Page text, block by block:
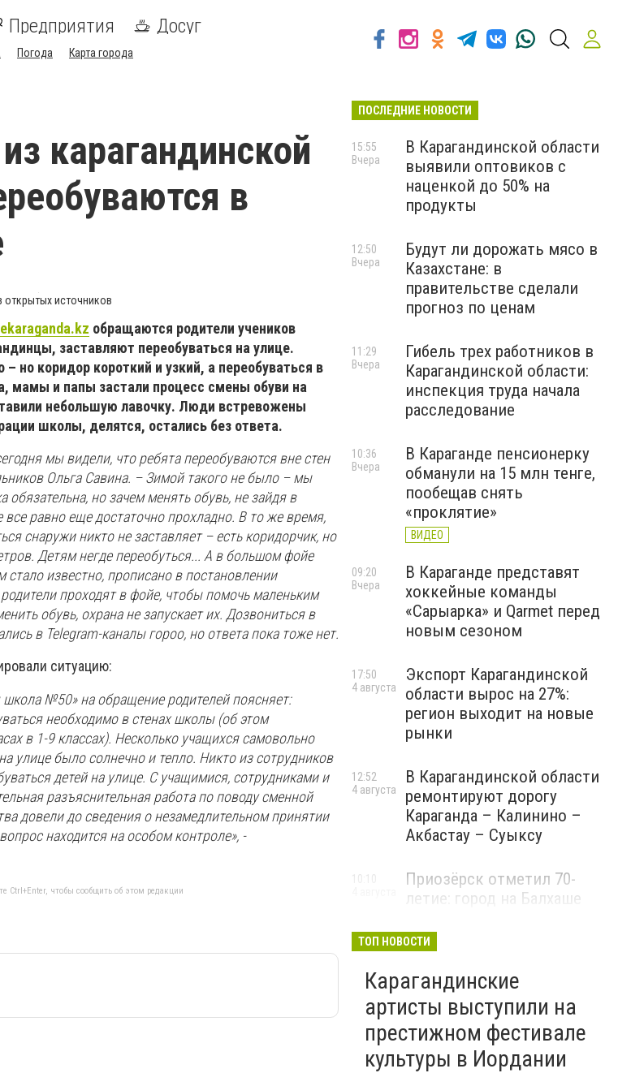
Предприятия Досуг
Погода Карта города
карагандинской
в
открытых источников
обращаются родители учеников
заставляют переобуваться на улице.
но коридор короткий и узкий, а переобуваться в
мамы и папы застали процесс смены обуви на
небольшую лавочку. Люди встревожены
школы, делятся, остались без ответа.
мы видели, что ребята переобуваются вне стен
Ольга Савина. – Зимой такого не было – мы
обязательна, но зачем менять обувь, не зайдя в
равно еще достаточно прохладно. В то же время,
снаружи никто не заставляет – есть коридорчик, но
Детям негде переобуться... А в большом фойе
стало известно, прописано в постановлении
проходят в фойе, чтобы помочь маленьким
обувь, охрана не запускает их. Дозвониться в
в Telegram-каналы гороо, но ответа пока тоже нет.
ситуацию:
№50» на обращение родителей поясняет:
необходимо в стенах школы (об этом
в 1-9 классах). Несколько учащихся самовольно
улице было солнечно и тепло. Никто из сотрудников
детей на улице. С учащимися, сотрудниками и
разъяснительная работа по поводу сменной
довели до сведения о незамедлительном принятии
находится на особом контроле», -
чтобы сообщить об этом редакции
ПОСЛЕДНИЕ НОВОСТИ
В Карагандинской области
выявили оптовиков с
наценкой до 50% на
продукты
15:55
Вчера
Будут ли дорожать мясо в
Казахстане: в
правительстве сделали
прогноз по ценам
12:50
Вчера
Гибель трех работников в
Карагандинской области:
инспекция труда начала
расследование
11:29
Вчера
В Караганде пенсионерку
обманули на 15 млн тенге,
пообещав снять
«проклятие»
ВИДЕО
10:36
Вчера
В Караганде представят
хоккейные команды
«Сарыарка» и Qarmet перед
новым сезоном
09:20
Вчера
Экспорт Карагандинской
области вырос на 27%:
регион выходит на новые
рынки
17:50
4 августа
В Карагандинской области
ремонтируют дорогу
Караганда – Калинино –
Акбастау – Суыксу
12:52
4 августа
Приозёрск отметил 70-
летие: город на Балхаше
развитие
ТОП НОВОСТИ
Карагандинские
артисты выступили на
престижном фестивале
культуры в Иордании